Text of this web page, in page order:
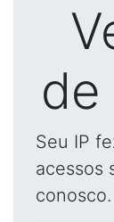
de
Seu IP
acessos
conosco.